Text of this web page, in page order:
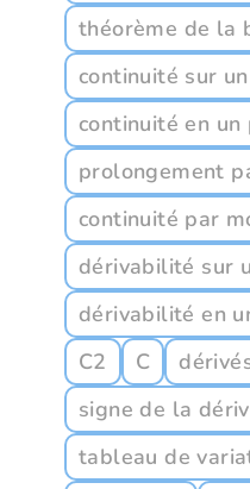
théorème de la
continuité sur
continuité en un
prolongement
continuité par
dérivabilité sur
dérivabilité en
C2
C
signe de la
tableau de